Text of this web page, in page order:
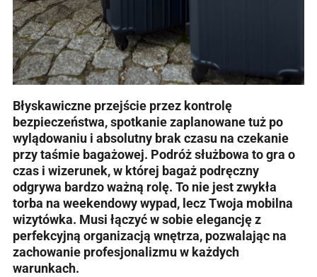
Błyskawiczne przejście przez kontrolę
bezpieczeństwa, spotkanie zaplanowane tuż po
wylądowaniu i absolutny brak czasu na czekanie
przy taśmie bagażowej. Podróż służbowa to gra o
czas i wizerunek, w której bagaż podręczny
odgrywa bardzo ważną rolę. To nie jest zwykła
torba na weekendowy wypad, lecz Twoja mobilna
wizytówka. Musi łączyć w sobie elegancję z
perfekcyjną organizacją wnętrza, pozwalając na
zachowanie profesjonalizmu w każdych
warunkach.